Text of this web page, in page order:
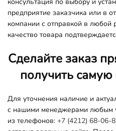
предприятие заказчика или в
компании с отправкой в любой
качество товара
Сделайте заказ
получить
Для уточнения наличие и
с нашими менеджерами любым
из телефонов: +7 (4212) 68-06-